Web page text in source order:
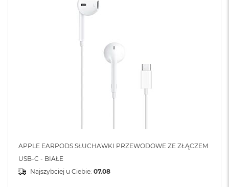
APPLE EARPODS SŁUCHAWKI PRZEWODOWE ZE ZŁĄCZEM
USB-C - BIAŁE
Najszybciej u Ciebie: 07.08